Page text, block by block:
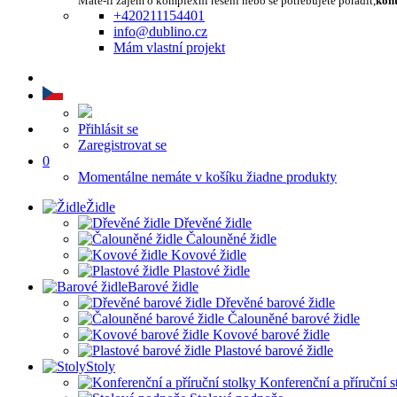
+420211154401
info@dublino.cz
Mám vlastní projekt
Přihlásit se
Zaregistrovat se
0
Momentálne nemáte v košíku žiadne produkty
Židle
Dřevěné židle
Čalouněné židle
Kovové židle
Plastové židle
Barové židle
Dřevěné barové židle
Čalouněné barové židle
Kovové barové židle
Plastové barové židle
Stoly
Konferenční a příruční